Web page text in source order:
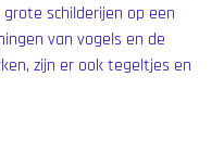
schilderijen op een
van vogels en de
zijn er ook tegeltjes en